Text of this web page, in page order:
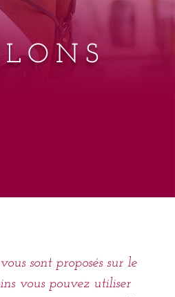
sont proposés sur le
vous pouvez utiliser